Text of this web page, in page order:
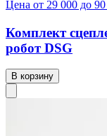
Цена от 29 000 до
Комплект
робот DSG
В корзину